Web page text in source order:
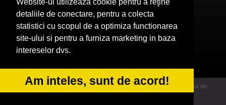
Website-ul utilizeaza cookie pentru a reţine
detaliile de conectare, pentru a colecta
statistici cu scopul de a optimiza functionarea
site-ului si pentru a furniza marketing in baza
intereselor dvs.
Am inteles, sunt de acord!
Birouri-Cadastru.ro
CramaVinuri.ro
FirmaTractariAuto.ro
© 2014 Powered by OdinMedia | este inscrisa la Autoritatea Nationala de